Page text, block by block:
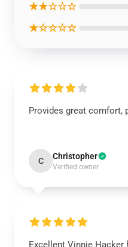
★★☆☆☆
★☆☆☆☆
Provides great comfort,
C Christopher
Verified owner
Excellent Vinnie Hacker